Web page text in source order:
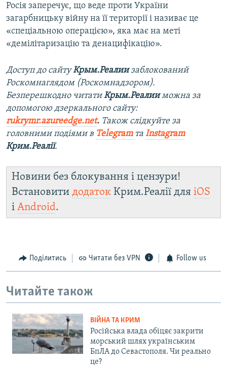
Росія заперечує, що веде проти України
загарбницьку війну на її території і називає це
«спеціальною операцією», яка має на меті
«демілітаризацію та денацифікацію».
Доступ до сайтуКрым.Реалиизаблокований
Роскомнаглядом (Роскомнадзором).
Безперешкодно читатиКрым.Реалииможна за
допомогою дзеркального сайту​:
rukrymr.azureedge.net. Також слідкуйте за
головними подіями в Telegram та Instagram
Крим.Реалії.
Новини без блокування і цензури!
Встановити додаток Крим.Реалії для iOS
і Android.
Поділитись Читати без VPN Follow us
Читайте також
ВІЙНА ТА КРИМ
Російська влада обіцяє закрити
морський шлях українським
БпЛА до Севастополя. Чи реально
це?